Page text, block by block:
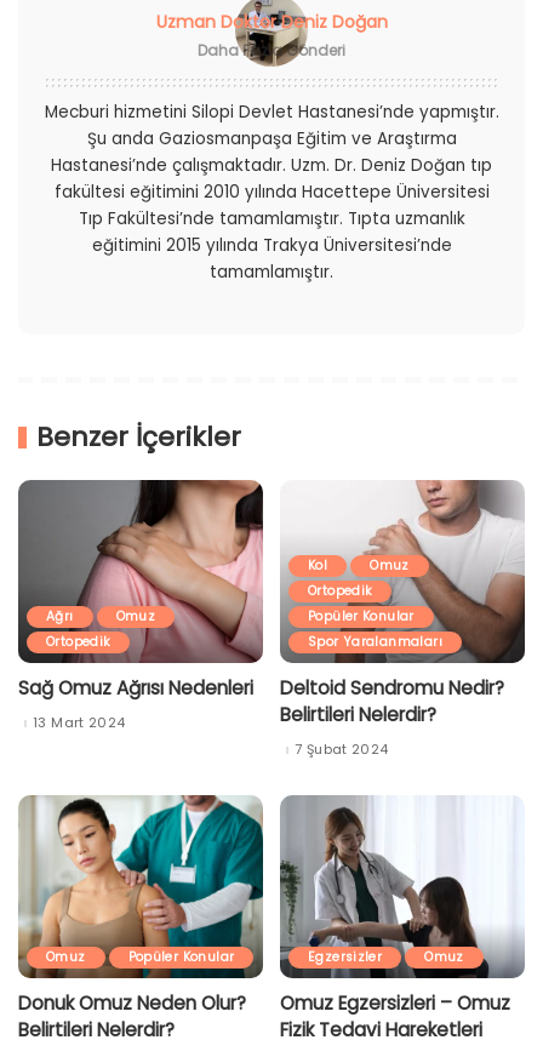
Uzman Doktor Deniz Doğan
Daha Fazla Gönderi
Mecburi hizmetini Silopi Devlet Hastanesi’nde yapmıştır.
Şu anda Gaziosmanpaşa Eğitim ve Araştırma
Hastanesi’nde çalışmaktadır. Uzm. Dr. Deniz Doğan tıp
fakültesi eğitimini 2010 yılında Hacettepe Üniversitesi
Tıp Fakültesi’nde tamamlamıştır. Tıpta uzmanlık
eğitimini 2015 yılında Trakya Üniversitesi’nde
tamamlamıştır.
Benzer İçerikler
Ağrı
Omuz
Ortopedik
Sağ Omuz Ağrısı Nedenleri
13 Mart 2024
Kol
Omuz
Ortopedik
Popüler Konular
Spor Yaralanmaları
Deltoid Sendromu Nedir?
Belirtileri Nelerdir?
7 Şubat 2024
Omuz Popüler Konular
Donuk Omuz Neden Olur?
Belirtileri Nelerdir?
Egzersizler Omuz
Omuz Egzersizleri – Omuz
Fizik Tedavi Hareketleri